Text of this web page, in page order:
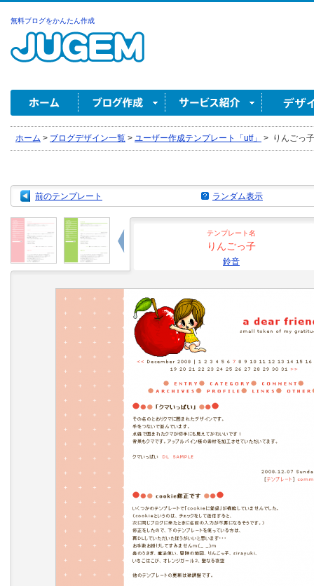
無料ブログをかんたん作成
ホーム > ブログデザイン一覧 > ユーザー作成テンプレート「utf」 > りんごっ
前のテンプレート ランダム表示
テンプレート名
りんごっ子
鈴音